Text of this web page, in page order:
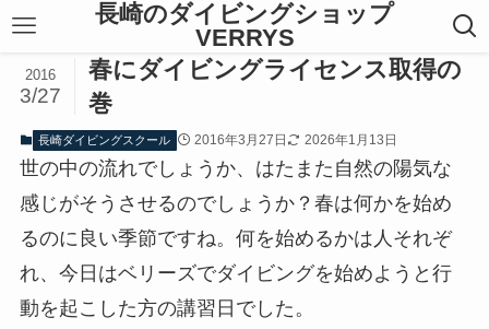
長崎のダイビングショップ
VERRYS
春にダイビングライセンス取得の
巻
2016
3/27
長崎ダイビングスクール 2016年3月27日 2026年1月13日
世の中の流れでしょうか、はたまた自然の陽気な
感じがそうさせるのでしょうか？春は何かを始め
るのに良い季節ですね。何を始めるかは人それぞ
れ、今日はベリーズでダイビングを始めようと行
動を起こした方の講習日でした。